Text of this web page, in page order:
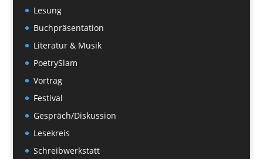
Lesung
Buchpräsentation
Literatur & Musik
PoetrySlam
Vortrag
Festival
Gespräch/Diskussion
Lesekreis
Schreibwerkstatt